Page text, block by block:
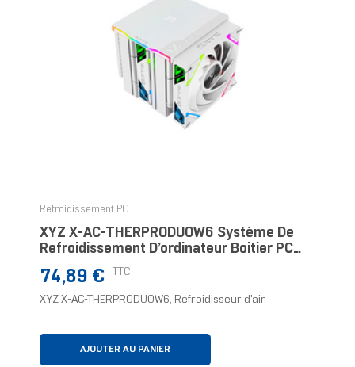
Refroidissement PC
XYZ X-AC-THERPRODUOW6 Système De
Refroidissement D’ordinateur Boitier PC
Refroidisseur D'air
Prix
74,89 € TTC
XYZ X-AC-THERPRODUOW6, Refroidisseur d'air
AJOUTER AU PANIER